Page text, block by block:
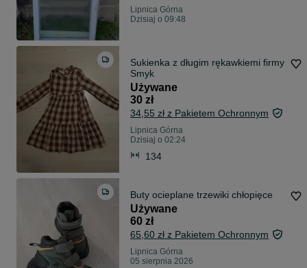
Lipnica Górna
Dzisiaj o 09:48
Sukienka z długim rękawkiemi firmy
Smyk
Używane
30 zł
34,55 zł z Pakietem Ochronnym
Lipnica Górna
Dzisiaj o 02:24
134
Buty ocieplane trzewiki chłopięce
Używane
60 zł
65,60 zł z Pakietem Ochronnym
Lipnica Górna
05 sierpnia 2026